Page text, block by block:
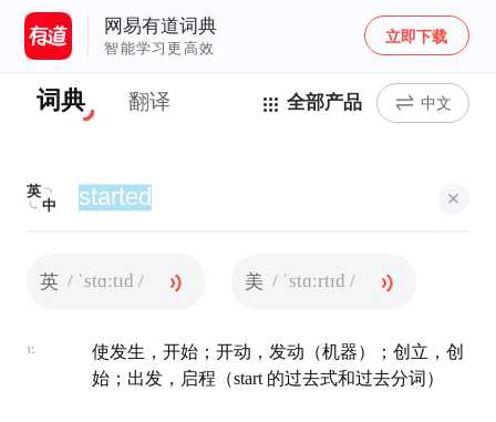
网易有道词典
智能学习更高效
立即下载
词典 翻译 全部产品 中文
英
中
英 / ˈstɑːtɪd / 美 / ˈstɑːrtɪd /
v.
使发生，开始；开动，发动（机器）；创立，创
始；出发，启程（start 的过去式和过去分词）